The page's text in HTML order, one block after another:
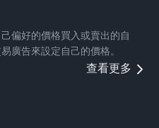
偏好的價格買入或賣出的自
廣告來設定自己的價格。
查看更多